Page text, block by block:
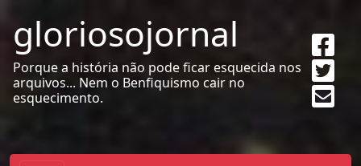
gloriosojornal
Porque a história não pode ficar esquecida nos
arquivos... Nem o Benfiquismo cair no
esquecimento.
on